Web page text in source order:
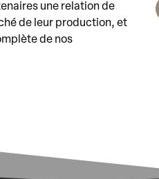
une relation de
de leur production, et
de nos